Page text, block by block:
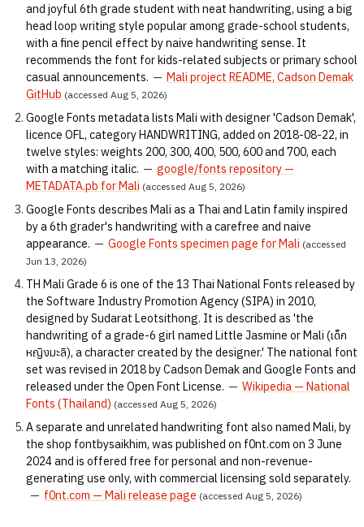
and joyful 6th grade student with neat handwriting, using a big
head loop writing style popular among grade-school students,
with a fine pencil effect by naive handwriting sense. It
recommends the font for kids-related subjects or primary school
casual announcements. — Mali project README, Cadson Demak
GitHub (accessed Aug 5, 2026)
Google Fonts metadata lists Mali with designer 'Cadson Demak',
licence OFL, category HANDWRITING, added on 2018-08-22, in
twelve styles: weights 200, 300, 400, 500, 600 and 700, each
with a matching italic. — google/fonts repository —
METADATA.pb for Mali (accessed Aug 5, 2026)
Google Fonts describes Mali as a Thai and Latin family inspired
by a 6th grader's handwriting with a carefree and naive
appearance. — Google Fonts specimen page for Mali (accessed
Jun 13, 2026)
TH Mali Grade 6 is one of the 13 Thai National Fonts released by
the Software Industry Promotion Agency (SIPA) in 2010,
designed by Sudarat Leotsithong. It is described as 'the
handwriting of a grade-6 girl named Little Jasmine or Mali (เด็ก
หญิงมะลิ), a character created by the designer.' The national font
set was revised in 2018 by Cadson Demak and Google Fonts and
released under the Open Font License. — Wikipedia — National
Fonts (Thailand) (accessed Aug 5, 2026)
A separate and unrelated handwriting font also named Mali, by
the shop fontbysaikhim, was published on f0nt.com on 3 June
2024 and is offered free for personal and non-revenue-
generating use only, with commercial licensing sold separately.
— f0nt.com — Mali release page (accessed Aug 5, 2026)